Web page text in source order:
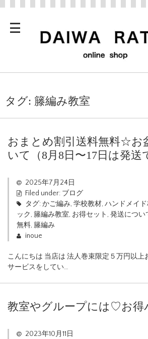
タグ: 籐編み教室
おまとめ割引送料無料☆お
いて（8月8日〜17日は発送
2025年7月24日
Filed under: ブログ
タグ:かご編み, 学校教材, ハンドメイ
ック, 籐編み教室, お得セット , 発送につい
無料, 籐編み
inoue
こんにちは 当店は 法人巻束限定５万円以上
サービスをしてい…
教室やグループには♡お得
2023年10月11日